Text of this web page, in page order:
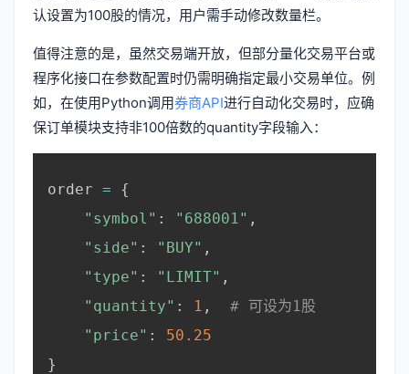
认设置为100股的情况，用户需手动修改数量栏。
值得注意的是，虽然交易端开放，但部分量化交易平台或
程序化接口在参数配置时仍需明确指定最小交易单位。例
如，在使用Python调用券商API进行自动化交易时，应确
保订单模块支持非100倍数的quantity字段输入：
order =
{
"symbol" : "688001" ,
"side" : "BUY" ,
"type" : "LIMIT" ,
"quantity" : 1 ,
# 可设为1股
"price" :
50.25
}